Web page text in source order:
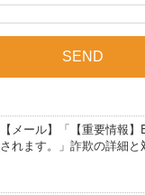
【メール】「【重要情報
されます。」詐欺の詳細と